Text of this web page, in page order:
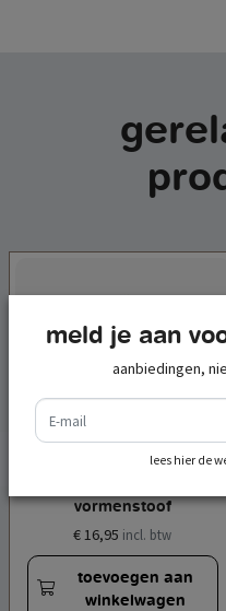
vormenstoof
€ 16,95 incl. btw
toevoegen aan
winkelwagen
meld je aan
aanbiedingen,
e-mail
lees hier de